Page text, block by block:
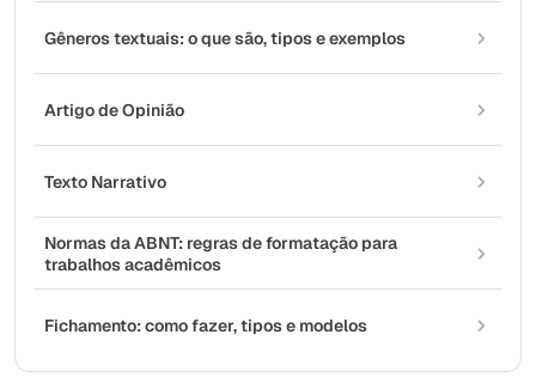
Gêneros textuais: o que são, tipos e exemplos
Artigo de Opinião
Texto Narrativo
Normas da ABNT: regras de formatação para
trabalhos acadêmicos
Fichamento: como fazer, tipos e modelos